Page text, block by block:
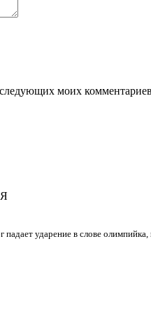
моих
Я
ударение в слове